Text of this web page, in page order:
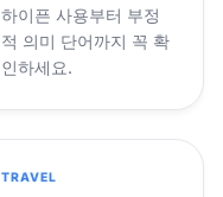
하이픈 사용부터 부정
적 의미 단어까지 꼭 확
인하세요.
TRAVEL